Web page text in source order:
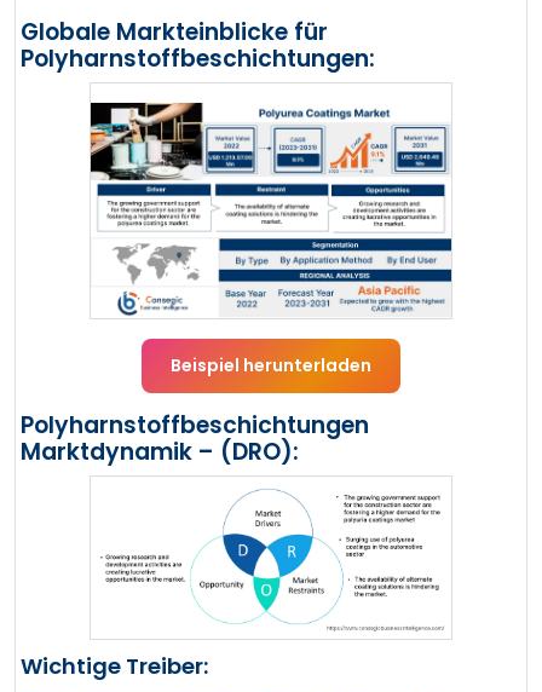
Globale Markteinblicke für
Polyharnstoffbeschichtungen:
Beispiel herunterladen
Polyharnstoffbeschichtungen
Marktdynamik – (DRO):
Wichtige Treiber: